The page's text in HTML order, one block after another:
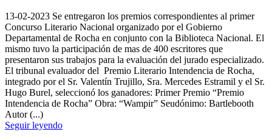
13-02-2023 Se entregaron los premios correspondientes al primer
Concurso Literario Nacional organizado por el Gobierno
Departamental de Rocha en conjunto con la Biblioteca Nacional. El
mismo tuvo la participación de mas de 400 escritores que
presentaron sus trabajos para la evaluación del jurado especializado.
El tribunal evaluador del Premio Literario Intendencia de Rocha,
integrado por el Sr. Valentín Trujillo, Sra. Mercedes Estramil y el Sr.
Hugo Burel, seleccionó los ganadores: Primer Premio “Premio
Intendencia de Rocha” Obra: “Wampir” Seudónimo: Bartlebooth
Autor (...)
Seguir leyendo